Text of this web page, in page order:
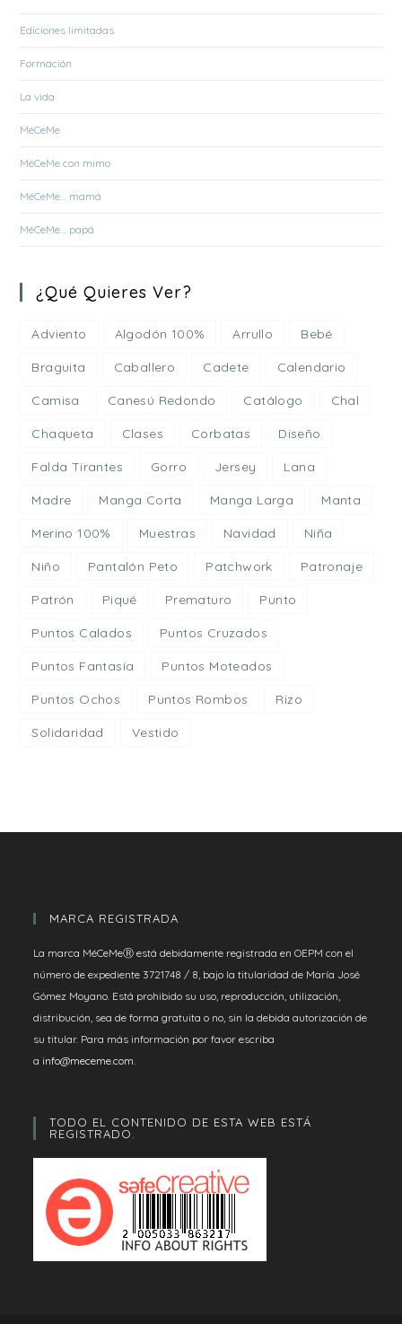
Ediciones limitadas
Formación
La vida
MéCeMe
MéCeMe con mimo
MéCeMe… mamá
MéCeMe… papá
¿Qué Quieres Ver?
Adviento Algodón 100% Arrullo Bebé
Braguita Caballero Cadete Calendario
Camisa Canesú Redondo Catálogo Chal
Chaqueta Clases Corbatas Diseño
Falda Tirantes Gorro Jersey Lana
Madre Manga Corta Manga Larga Manta
Merino 100% Muestras Navidad Niña
Niño Pantalón Peto Patchwork Patronaje
Patrón Piqué Prematuro Punto
Puntos Calados Puntos Cruzados
Puntos Fantasía Puntos Moteados
Puntos Ochos Puntos Rombos Rizo
Solidaridad Vestido
MARCA REGISTRADA
La marca MéCeMeⓇ está debidamente registrada en OEPM con el
número de expediente 3721748 / 8, bajo la titularidad de María José
Gómez Moyano. Está prohibido su uso, reproducción, utilización,
distribución, sea de forma gratuita o no, sin la debida autorización de
su titular. Para más información por favor escriba
a info@meceme.com.
TODO EL CONTENIDO DE ESTA WEB ESTÁ
REGISTRADO.